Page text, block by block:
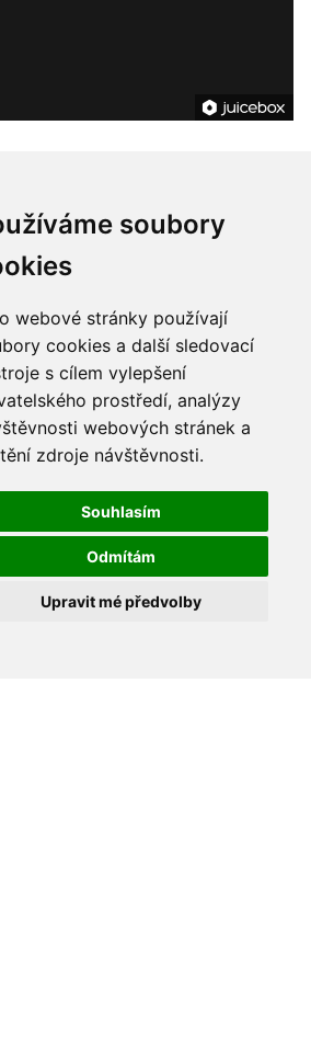
soubory
webové stránky používají
cookies a další sledovací
s cílem vylepšení
prostředí, analýzy
webových stránek a
zdroje návštěvnosti.
Souhlasím
Odmítám
Upravit mé předvolby
18. února 2026, 15:59
Odbor vnějších vztahů
Tiskový mluvčí